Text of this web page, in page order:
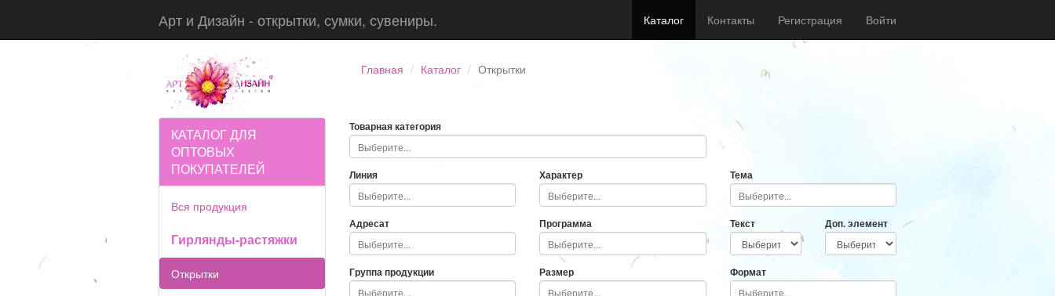
Арт и Дизайн - открытки, сумки, сувениры. Каталог Контакты Регистрация Войти
Главная Каталог Открытки
КАТАЛОГ ДЛЯ
ОПТОВЫХ
ПОКУПАТЕЛЕЙ
Вся продукция
Гирлянды-растяжки
Открытки
Товарная категория
Линия Характер Тема
Адресат Программа Текст Доп. элемент
Группа продукции Размер Формат